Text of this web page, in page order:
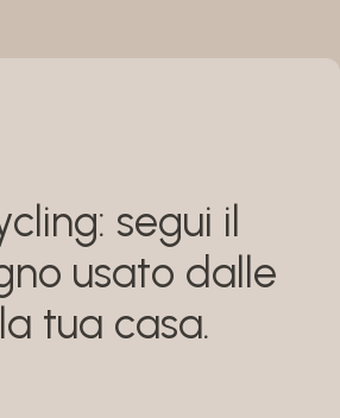
segui il
usato dalle
tua casa.